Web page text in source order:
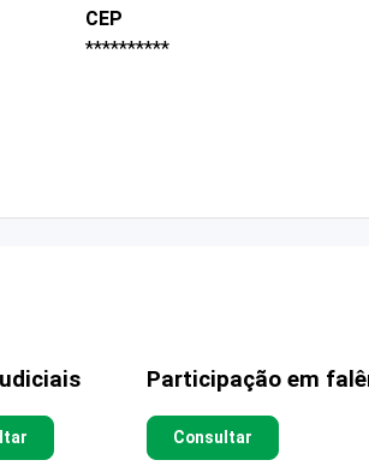
CEP
**********
Participação em
Consultar